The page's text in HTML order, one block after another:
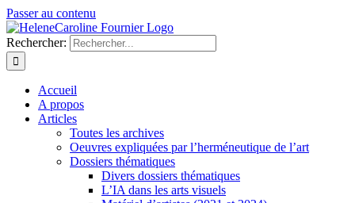
Passer au contenu
Rechercher:
Accueil
A propos
Articles
Toutes les archives
Oeuvres expliquées par l’herméneutique de l’art
Dossiers thématiques
Divers dossiers thématiques
L’IA dans les arts visuels